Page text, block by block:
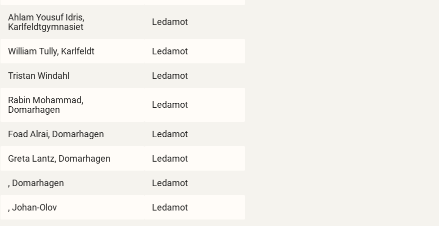
Ahlam Yousuf Idris,
Karlfeldtgymnasiet
Ledamot
William Tully, Karlfeldt Ledamot
Tristan Windahl Ledamot
Rabin Mohammad,
Domarhagen
Ledamot
Foad Alrai, Domarhagen Ledamot
Greta Lantz, Domarhagen Ledamot
, Domarhagen Ledamot
, Johan-Olov Ledamot